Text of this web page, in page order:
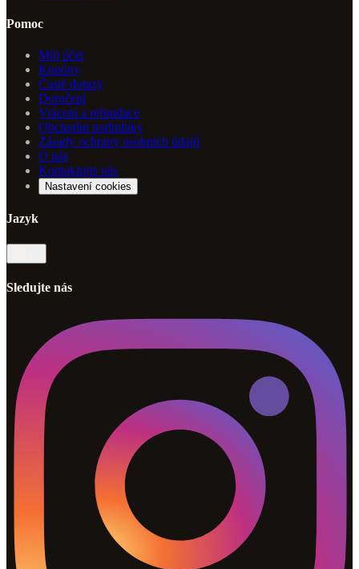
Pomoc
Můj účet
Kupóny
Časté dotazy
Doručení
Vrácení a refundace
Obchodní podmínky
Zásady ochrany osobních údajů
O nás
Kontaktujte nás
Nastavení cookies
Jazyk
Sledujte nás